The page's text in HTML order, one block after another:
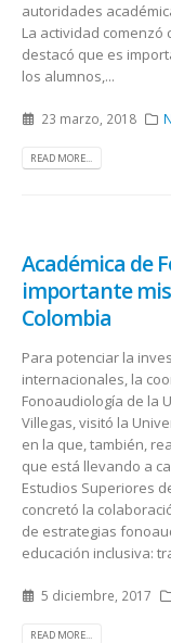
autoridades
La actividad
destacó que es
los alumnos,...
23 marzo, 2018
READ MORE...
Académica de
importante
Colombia
Para potenciar la
internacionales, la
Fonoaudiología de la
Villegas, visitó la
en la que, también,
que está llevando a
Estudios Superiores
concretó la
de estrategias
educación inclusiva:
5 diciembre, 2017
READ MORE...